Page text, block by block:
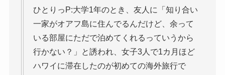
ひとりっP:大学1年のとき、友人に「知り合い
一家がオアフ島に住んでるんだけど、余って
いる部屋にただで泊めてくれるっていうから
行かない？」と誘われ、女子3人で1カ月ほど
ハワイに滞在したのが初めての海外旅行で